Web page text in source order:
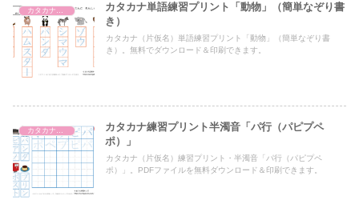
カタカナ単語練習プリント
カタカナ単語練習プリント「動物」（簡単なぞり書
き）
カタカナ（片仮名）単語練習プリント「動物」（簡単なぞり書
き）。無料でダウンロード＆印刷できます。
カタカナ濁音・半濁音（五文字ずつ）
カタカナ練習プリント半濁音「パ行（パピプペ
ポ）」
カタカナ（片仮名）練習プリント・半濁音「パ行（パピプペ
ポ）」。PDFファイルを無料ダウンロード＆印刷できます。